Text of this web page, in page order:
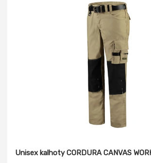
Unisex kalhoty CORDURA CANVAS